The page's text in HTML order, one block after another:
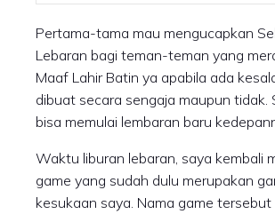
Pertama-tama mau mengucapkan
Lebaran bagi teman-teman yang
Maaf Lahir Batin ya apabila ada
dibuat secara sengaja maupun tidak.
bisa memulai lembaran baru
Waktu liburan lebaran, saya kembali
game yang sudah dulu merupakan
kesukaan saya. Nama game tersebut